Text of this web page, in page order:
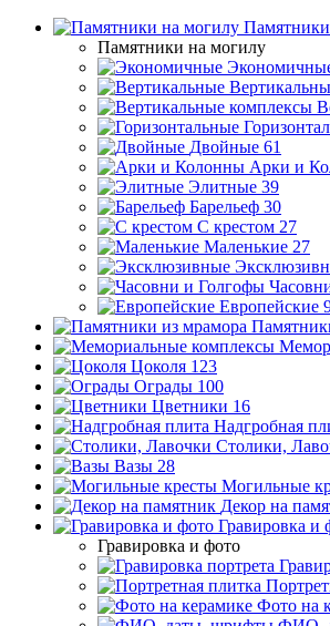
Памятники на могилу
Двойные 61
Арки и
Элитные 39
Барельеф 30
С крестом 27
Маленькие 27
Европейские
Цоколя 123
Ограды 100
Цветники 16
Надгробная
Столики,
Вазы 28
Могильные
Декор на
Гравировка и
Гравировка и фото
Фото на